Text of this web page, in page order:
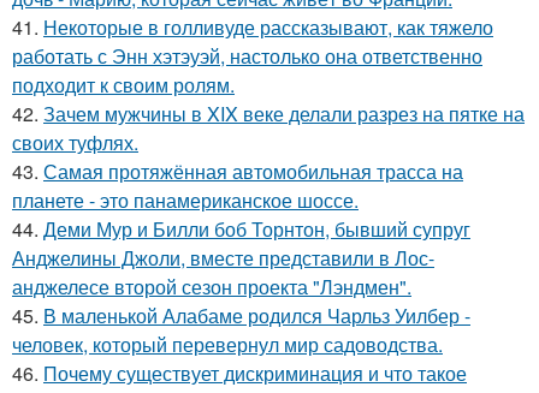
41. Некоторые в голливуде рассказывают, как тяжело
работать с Энн хэтэуэй, настолько она ответственно
подходит к своим ролям.
42. Зачем мужчины в XIX веке делали разрез на пятке на
своих туфлях.
43. Самая протяжённая автомобильная трасса на
планете - это панамериканское шоссе.
44. Деми Мур и Билли боб Торнтон, бывший супруг
Анджелины Джоли, вместе представили в Лос-
анджелесе второй сезон проекта "Лэндмен".
45. В маленькой Алабаме родился Чарльз Уилбер -
человек, который перевернул мир садоводства.
46. Почему существует дискриминация и что такое